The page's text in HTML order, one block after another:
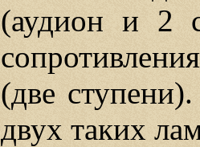
(аудион и 2
(две
двух таких